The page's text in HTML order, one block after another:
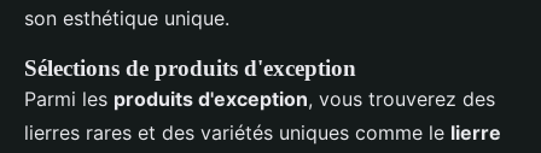
son esthétique unique.
Sélections de produits d'exception
Parmi les produits d'exception, vous trouverez des
lierres rares et des variétés uniques comme le lierre